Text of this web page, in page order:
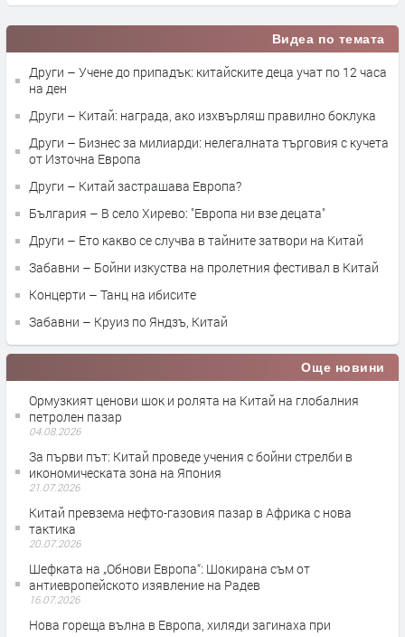
Видеа по темата
Други – Учене до припадък: китайските деца учат по 12 часа
на ден
Други – Китай: награда, ако изхвърляш правилно боклука
Други – Бизнес за милиарди: нелегалната търговия с кучета
от Източна Европа
Други – Китай застрашава Европа?
България – В село Хирево: "Европа ни взе децата"
Други – Ето какво се случва в тайните затвори на Китай
Забавни – Бойни изкуства на пролетния фестивал в Китай
Концерти – Танц на ибисите
Забавни – Круиз по Яндзъ, Китай
Още новини
Ормузкият ценови шок и ролята на Китай на глобалния
петролен пазар
04.08.2026
За първи път: Китай проведе учения с бойни стрелби в
икономическата зона на Япония
21.07.2026
Китай превзема нефто-газовия пазар в Африка с нова
тактика
20.07.2026
Шефката на „Обнови Европа“: Шокирана съм от
антиевропейското изявление на Радев
16.07.2026
Нова гореща вълна в Европа, хиляди загинаха при